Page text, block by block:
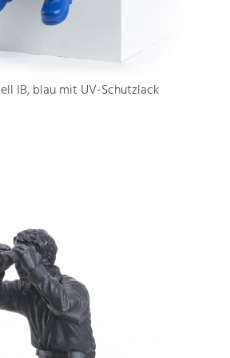
IB, blau mit UV-Schutzlack